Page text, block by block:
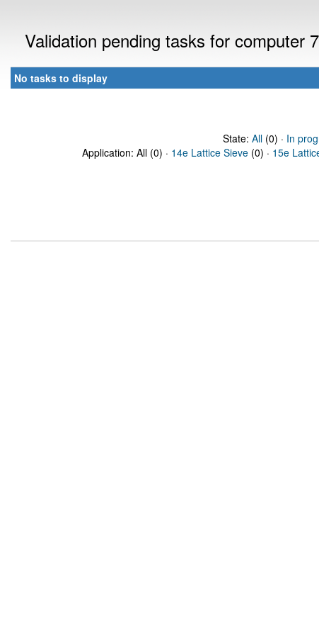
Validation pending tasks for computer
No tasks to display
State: All(0) · In
Application: All (0) · 14e Lattice Sieve (0) · 15e